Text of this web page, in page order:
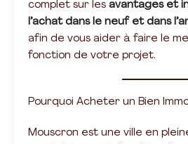
complet sur les avantages et
l’achat dans le neuf et dans
afin de vous aider à faire le
fonction de votre projet.
Pourquoi Acheter un Bien
Mouscron est une ville en